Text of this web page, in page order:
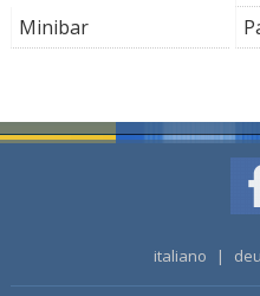
Minibar
italiano |